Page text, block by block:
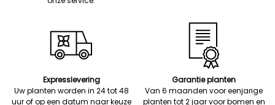
Expresslevering
Uw planten worden in 24 tot 48
uur of op een datum naar keuze
Garantie planten
Van 6 maanden voor eenjarige
planten tot 2 jaar voor bomen en